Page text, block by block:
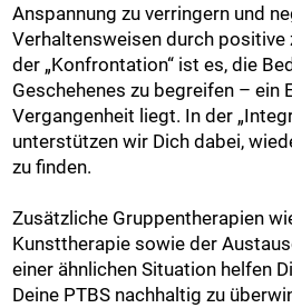
Anspannung zu verringern und
Verhaltensweisen durch positive
der „Konfrontation“ ist es, die
Geschehenes zu begreifen – ein
Vergangenheit liegt. In der
unterstützen wir Dich dabei,
zu finden.
Zusätzliche Gruppentherapien
Kunsttherapie sowie der
einer ähnlichen Situation helfen
Deine PTBS nachhaltig zu